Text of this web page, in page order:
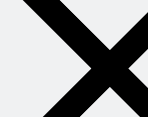
в середине куска). Если
все равно можно приготовить,
таким вкусным.
дюймовой толщины — около 2,5 см.
достижения нужной
куска. Есть термометр —
— закладываем около 1,5
но на практике я убедился, что
с зип-локом. О том, как их
другие статьи по сувиду на